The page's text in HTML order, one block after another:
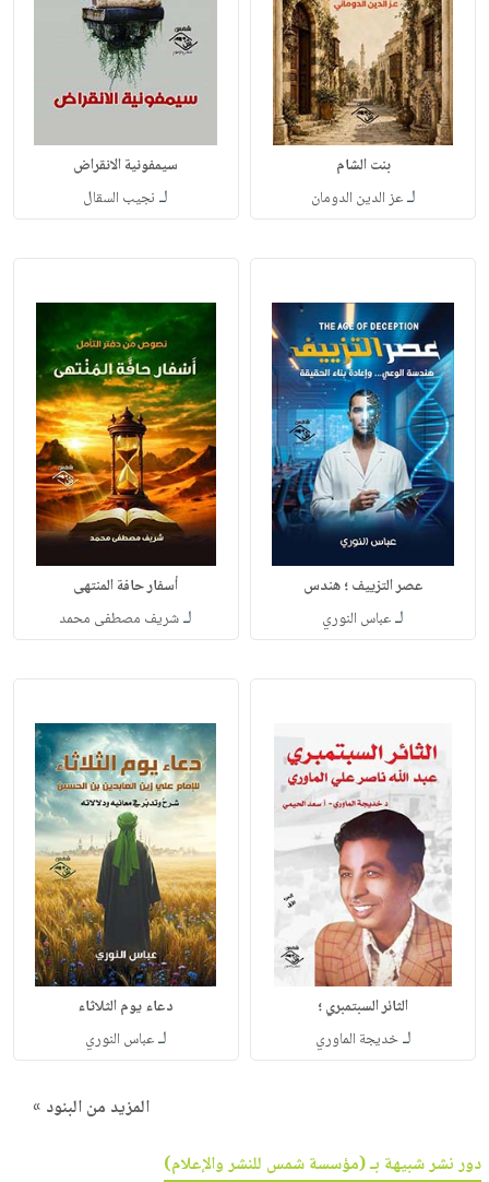
بنت الشام
لـعز الدين الدومان
سيمفونية الانقراض
لـ نجيب السقال
عصر التزييف ؛ هندس
لـعباس النوري
أسفار حافة المنتهى
لـشريف مصطفى محمد
الثائر السبتمبري ؛
لـخديجة الماوري
دعاء يوم الثلاثاء
لـعباس النوري
المزيد من البنود »
دور نشر شبيهة بـ (مؤسسة شمس للنشر والإعلام)